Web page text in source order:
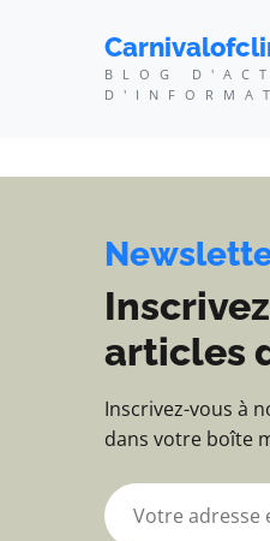
BLOG
articles
Inscrivez-vous à
dans votre boîte